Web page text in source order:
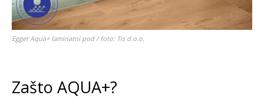
Egger Aqua+ laminatni pod / foto: Tis d.o.o.
Zašto AQUA+?